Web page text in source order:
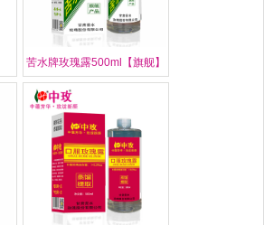
苦水牌玫瑰露500ml【旗舰】